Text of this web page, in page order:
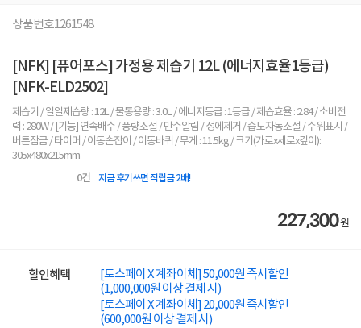
상품번호1261548
[NFK] [퓨어포스] 가정용 제습기 12L (에너지효율1등급)
[NFK-ELD2502]
제습기 / 일일제습량 : 12L / 물통용량 : 3.0L / 에너지등급 : 1등급 / 제습효율 : 2.84 / 소비전
력 : 280W / [기능] 연속배수 / 풍량조절 / 만수알림 / 성에제거 / 습도자동조절 / 수위표시 /
버튼잠금 / 타이머 / 이동손잡이 / 이동바퀴 / 무게 : 11.5kg / 크기(가로x세로x깊이):
305x480x215mm
0건 지금 후기쓰면 적립금 2배!
227,300원
할인혜택
[토스페이 X 계좌이체] 50,000원 즉시할인
(1,000,000원 이상 결제 시)
[토스페이 X 계좌이체] 20,000원 즉시할인
(600,000원 이상 결제 시)